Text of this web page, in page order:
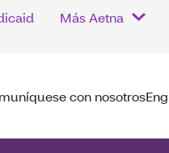
Más Aetna
con nosotros